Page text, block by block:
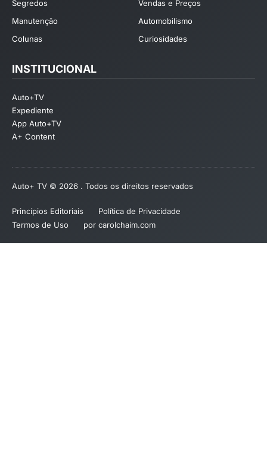
Segredos
Vendas e Preços
Manutenção
Automobilismo
Colunas
Curiosidades
INSTITUCIONAL
Auto+TV
Expediente
App Auto+TV
A+ Content
Auto+ TV © 2026 . Todos os direitos reservados
Princípios Editoriais
Política de Privacidade
Termos de Uso
por carolchaim.com